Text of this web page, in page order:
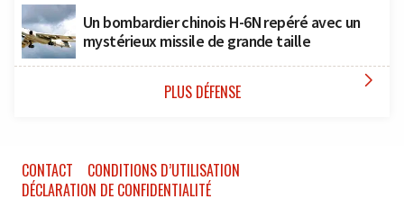
Un bombardier chinois H-6N repéré avec un
mystérieux missile de grande taille
PLUS DÉFENSE 
CONTACT
CONDITIONS D’UTILISATION
DÉCLARATION DE CONFIDENTIALITÉ